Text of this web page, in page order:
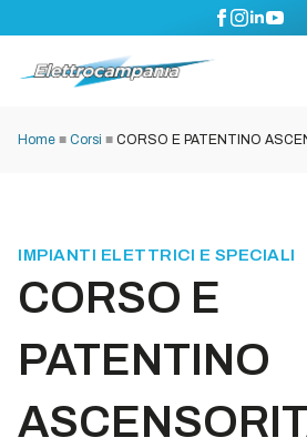
Home ■ Corsi ■ CORSO E PATENTINO
IMPIANTI ELETTRICI E SPECIALI
CORSO E
PATENTINO